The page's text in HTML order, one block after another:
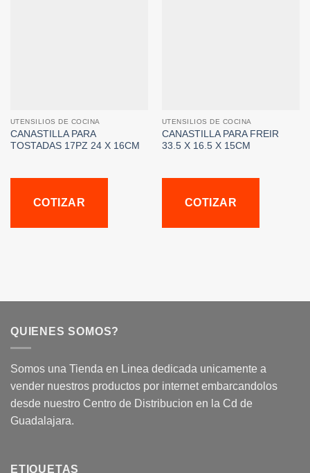
UTENSILIOS DE COCINA
CANASTILLA PARA
TOSTADAS 17PZ 24 X 16CM
COTIZAR
UTENSILIOS DE COCINA
CANASTILLA PARA FREIR
33.5 X 16.5 X 15CM
COTIZAR
QUIENES SOMOS?
Somos una Tienda en Linea dedicada unicamente a
vender nuestros productos por internet embarcandolos
desde nuestro Centro de Distribucion en la Cd de
Guadalajara.
ETIQUETAS